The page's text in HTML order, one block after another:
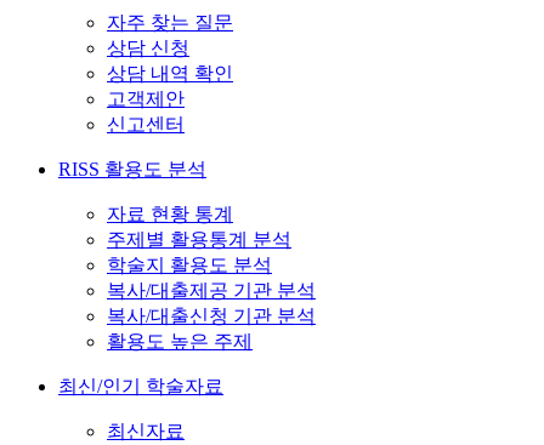
자주 찾는 질문
상담 신청
상담 내역 확인
고객제안
신고센터
RISS 활용도 분석
자료 현황 통계
주제별 활용통계 분석
학술지 활용도 분석
복사/대출제공 기관 분석
복사/대출신청 기관 분석
활용도 높은 주제
최신/인기 학술자료
최신자료